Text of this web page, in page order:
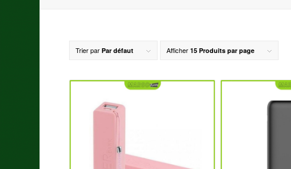
Trier parPar défaut Afficher15 Produits par page